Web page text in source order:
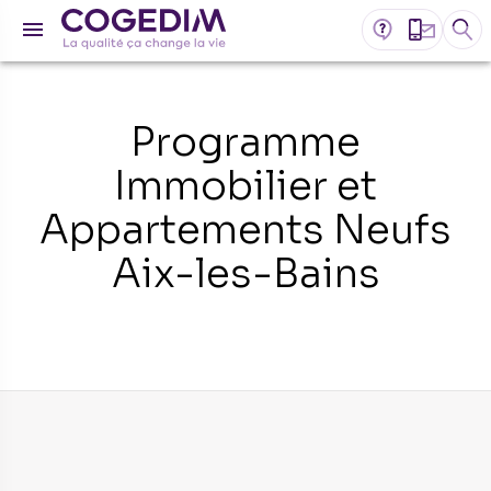
Programme
Immobilier et
Appartements Neufs
Aix-les-Bains